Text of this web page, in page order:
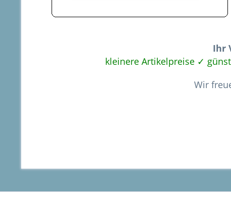
Ihr
kleinere Artikelpreise ✓
Wir